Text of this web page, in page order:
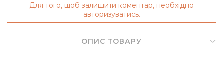
Для того, щоб залишити коментар, необхідно
авторизуватись.
ОПИС ТОВАРУ